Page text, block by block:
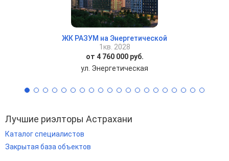
ЖК РАЗУМ на Энергетической
1кв. 2028
от 4 760 000 руб.
ул. Энергетическая
Лучшие риэлторы Астрахани
Каталог специалистов
Закрытая база объектов